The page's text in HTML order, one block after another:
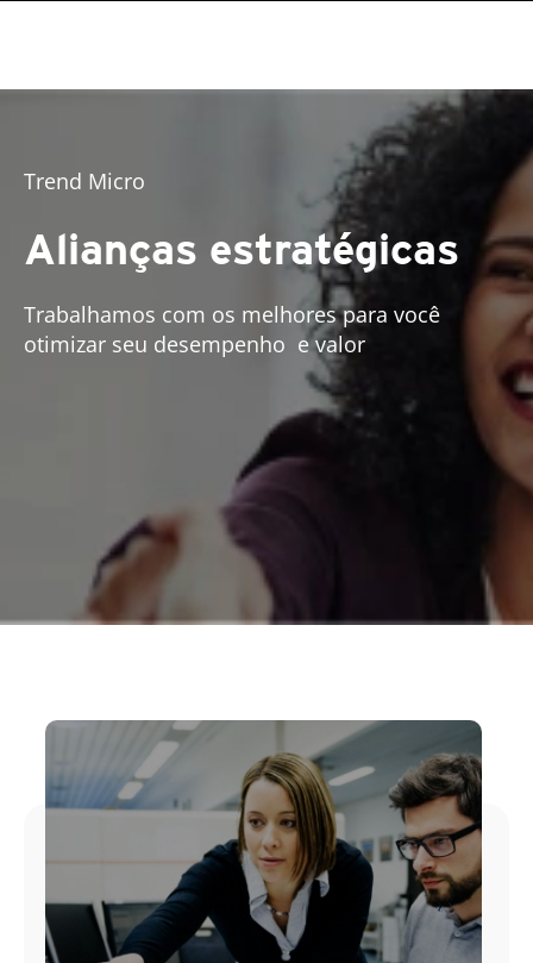
Trend Micro
Alianças estratégicas
Trabalhamos com os melhores para você
otimizar seu desempenho e valor